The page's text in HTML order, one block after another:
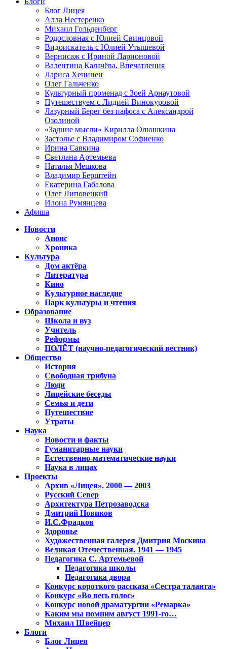
Блог Лицея
Алла Нестеренко
Михаил Гольденберг
Родословная с Юлией Свинцовой
Видоискатель с Юлией Утышевой
Вернисаж с Ириной Ларионовой
Валентина Калачёва. Впечатления
Лариса Хенинен
Олег Гальченко
Культурный променад с Зоей Арнаутовой
Путешествуем с Лидией Винокуровой
Лазурный Берег без пафоса с Александрой
Озолиной
«Задние мысли» Кирилла Олюшкина
Застолье с Владимиром Софиенко
Ирина Савкина
Светлана Артемьева
Наталья Мешкова
Владимир Берштейн
Екатерина Габалова
Олег Липовецкий
Илона Румянцева
Афиша
Новости
Анонс
Хроника
Культура
Дом актёра
Литература
Кино
Культурное наследие
Парк культуры и чтения
Образование
Школа и вуз
Учитель
Реформы
ПОЛЁТ (научно-педагогический вестник)
Общество
История
Свободная трибуна
Люди
Лицейские беседы
Семья и дети
Путешествие
Утраты
Наука
Новости и факты
Гуманитарные науки
Естественно-математические науки
Наука в лицах
Проекты
Архив «Лицея». 2000 — 2003
Русский Север
Архитектура Петрозаводска
Дмитрий Новиков
И.С.Фрадков
Здоровье
Художественная галерея Дмитрия Москина
Великая Отечественная. 1941 — 1945
Педагогика С. Артемьевой
Педагогика школы
Педагогика двора
Конкурс короткого рассказа «Сестра таланта»
Конкурс «Во весь голос»
Конкурс новой драматургии «Ремарка»
Каким мы помним август 1991-го…
Михаил Швейцер
Блоги
Блог Лицея